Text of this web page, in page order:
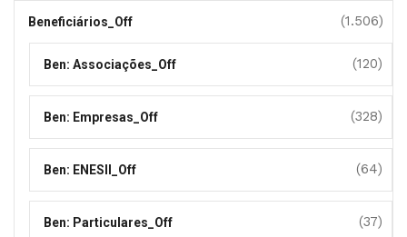
Beneficiários_Off (1.506)
Ben: Associações_Off (120)
Ben: Empresas_Off (328)
Ben: ENESII_Off (64)
Ben: Particulares_Off (37)